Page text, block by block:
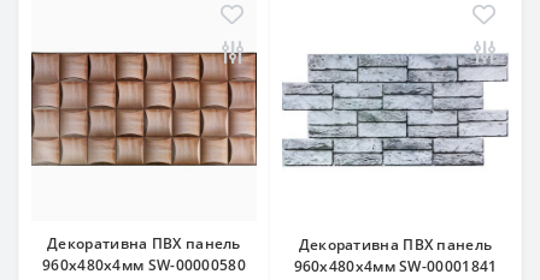
Декоративна ПВХ панель
960х480х4мм SW-00000580
Декоративна ПВХ панель
960х480х4мм SW-00001841